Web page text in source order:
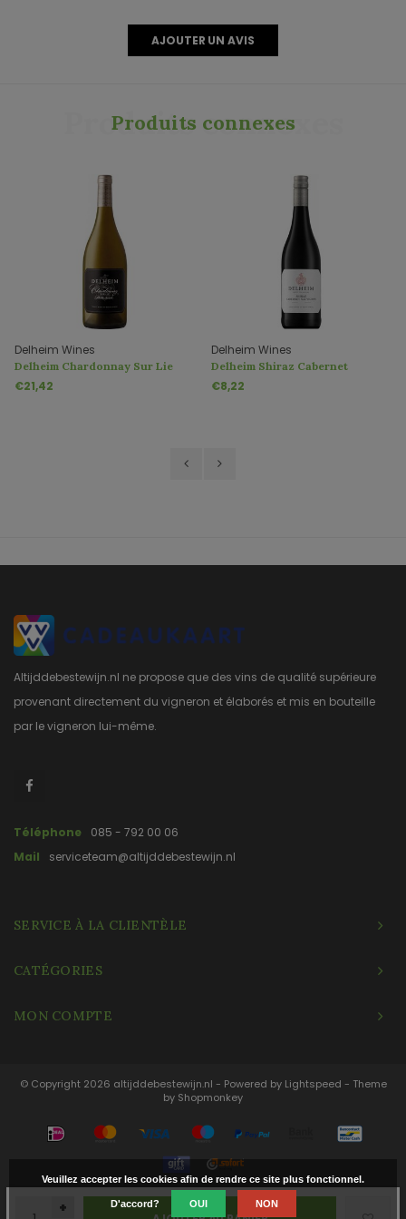
+
AJOUTER UN AVIS
Produits connexes
Produits connexes
Delheim Wines
Delheim Chardonnay Sur Lie
€21,42
Delheim Wines
Delheim Shiraz Cabernet
Sauvignon
€8,22
Altijddebestewijn.nl ne propose que des vins de qualité supérieure
provenant directement du vigneron et élaborés et mis en bouteille
par le vigneron lui-même.
Téléphone
085 - 792 00 06
Mail
serviceteam@altijddebestewijn.nl
SERVICE À LA CLIENTÈLE
CATÉGORIES
MON COMPTE
© Copyright 2026 altijddebestewijn.nl - Powered by Lightspeed - Theme
by Shopmonkey
Veuillez accepter les cookies afin de rendre ce site plus fonctionnel.
D'accord? OUI NON